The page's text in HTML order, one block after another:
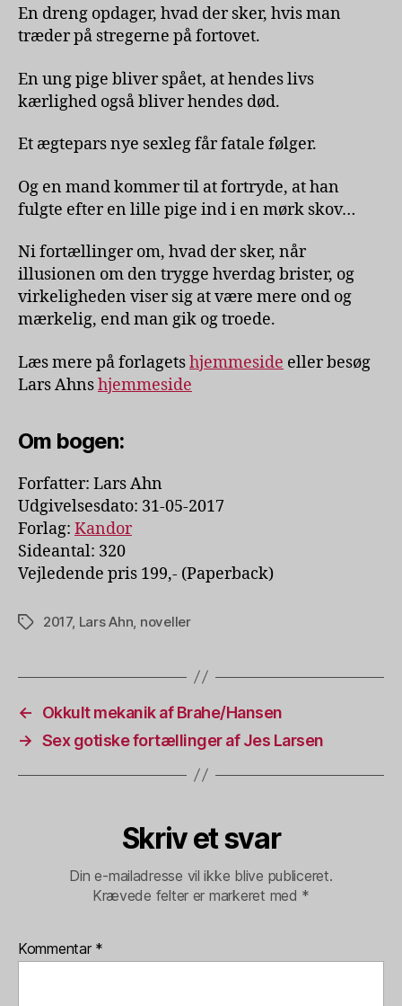
En dreng opdager, hvad der sker, hvis man
træder på stregerne på fortovet.
En ung pige bliver spået, at hendes livs
kærlighed også bliver hendes død.
Et ægtepars nye sexleg får fatale følger.
Og en mand kommer til at fortryde, at han
fulgte efter en lille pige ind i en mørk skov…
Ni fortællinger om, hvad der sker, når
illusionen om den trygge hverdag brister, og
virkeligheden viser sig at være mere ond og
mærkelig, end man gik og troede.
Læs mere på forlagetshjemmeside eller besøg
Lars Ahnshjemmeside
Om bogen:
Forfatter: Lars Ahn
Udgivelsesdato: 31-05-2017
Forlag: Kandor
Sideantal: 320
Vejledende pris 199,- (Paperback)
Tags2017, Lars Ahn noveller
←
Okkult mekanik af Brahe/Hansen
→ Sex gotiske fortællinger af Jes Larsen
Skriv et svar
Din e-mailadresse vil ikke blive publiceret.
Krævede felter er markeret med *
Kommentar *